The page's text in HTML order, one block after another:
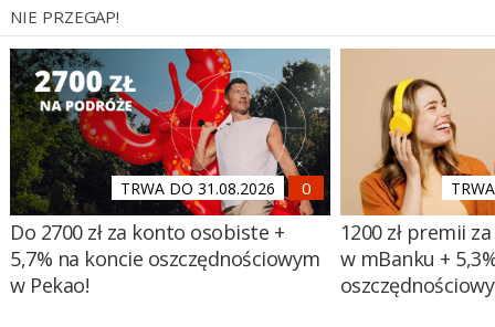
NIE PRZEGAP!
TRWA DO 31.08.2026
Do 2700 zł za konto osobiste +
5,7% na koncie oszczędnościowym
w Pekao!
1200 zł premii
w mBanku +